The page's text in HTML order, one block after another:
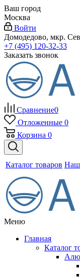
Ваш город
Москва
Войти
Домодедово, мкр.
+7 (495) 120-32-33
Заказать звонок
Сравнение0
Отложенные 0
Корзина 0
Каталог товаров
Меню
Главная
Каталог